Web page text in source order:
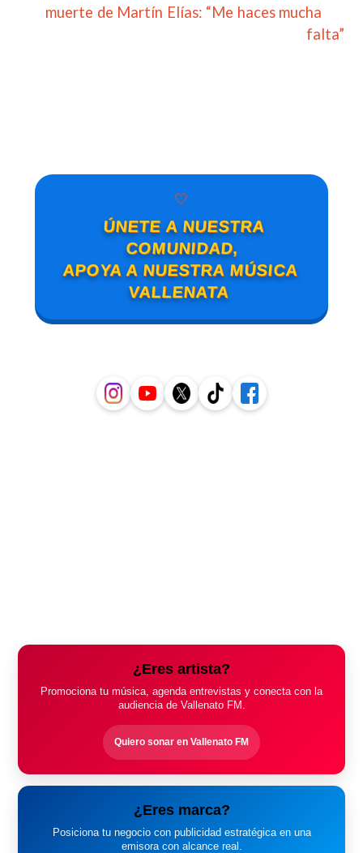
muerte de Martín Elías: “Me haces mucha
falta”
🤍
ÚNETE A NUESTRA
COMUNIDAD,
APOYA A NUESTRA MÚSICA
VALLENATA
¿Eres artista?
Promociona tu música, agenda entrevistas y conecta con la
audiencia de Vallenato FM.
Quiero sonar en Vallenato FM
¿Eres marca?
Posiciona tu negocio con publicidad estratégica en una
emisora con alcance real.